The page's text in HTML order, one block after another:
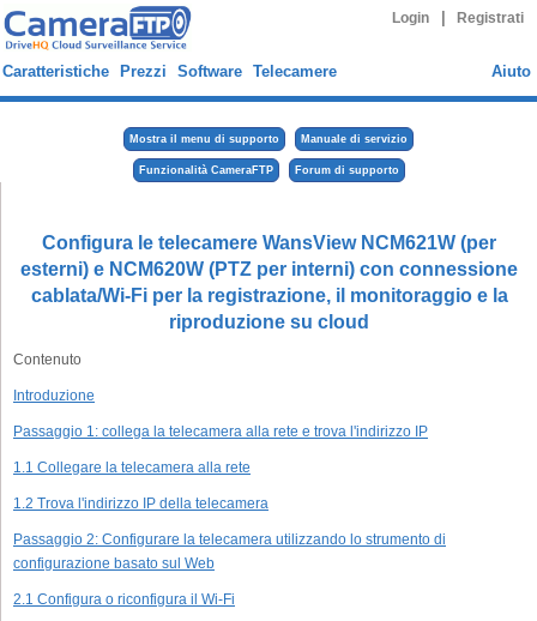
Login Registrati
Caratteristiche Prezzi Software Telecamere Aiuto
Mostra il menu di supporto Manuale di servizio
Funzionalità CameraFTP Forum di supporto
Configura le telecamere WansView NCM621W (per
esterni) e NCM620W (PTZ per interni) con connessione
cablata/Wi-Fi per la registrazione, il monitoraggio e la
riproduzione su cloud
Contenuto
Introduzione
Passaggio 1: collega la telecamera alla rete e trova l'indirizzo IP
1.1 Collegare la telecamera alla rete
1.2 Trova l'indirizzo IP della telecamera
Passaggio 2: Configurare la telecamera utilizzando lo strumento di
configurazione basato sul Web
2.1 Configura o riconfigura il Wi-Fi